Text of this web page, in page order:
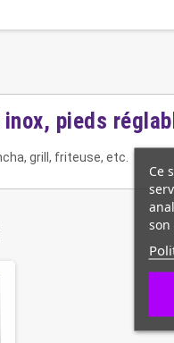
inox, pieds
grill, friteuse, etc.
Ce
son